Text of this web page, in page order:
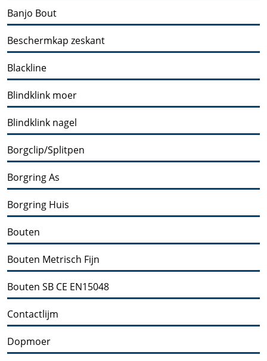
Banjo Bout
Beschermkap zeskant
Blackline
Blindklink moer
Blindklink nagel
Borgclip/Splitpen
Borgring As
Borgring Huis
Bouten
Bouten Metrisch Fijn
Bouten SB CE EN15048
Contactlijm
Dopmoer